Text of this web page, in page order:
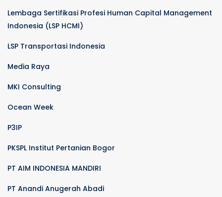
Lembaga Sertifikasi Profesi Human Capital Management
Indonesia (LSP HCMI)
LSP Transportasi Indonesia
Media Raya
MKI Consulting
Ocean Week
P3IP
PKSPL Institut Pertanian Bogor
PT AIM INDONESIA MANDIRI
PT Anandi Anugerah Abadi